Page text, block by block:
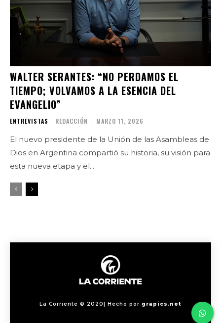
WALTER SERANTES: “NO PERDAMOS EL
TIEMPO; VOLVAMOS A LA ESENCIA DEL
EVANGELIO”
ENTREVISTAS REDACCIÓN - MARZO 11, 2026
El nuevo presidente de la Unión de las Asambleas de
Dios en Argentina compartió su historia, su visión para
esta nueva etapa y el...
La Corriente © 2020| Hecho por grapics.net